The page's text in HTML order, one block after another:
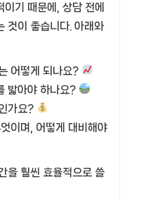
기 때문에, 상담 전에
것이 좋습니다. 아래와
어떻게 되나요?
밟아야 하나요?
가요?
이며, 어떻게 대비해야
을 훨씬 효율적으로 쓸